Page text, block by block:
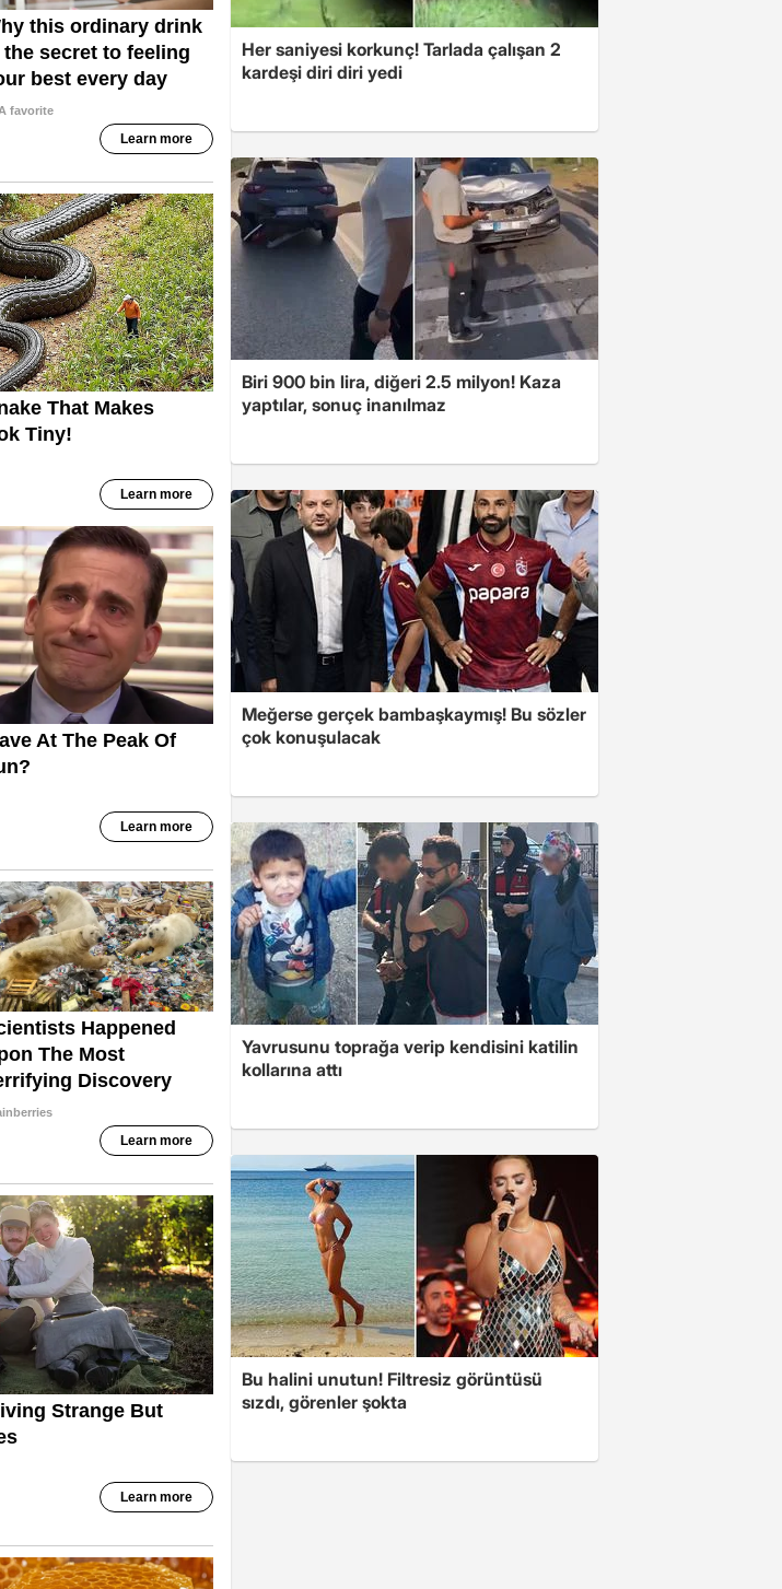
Her saniyesi korkunç! Tarlada çalışan 2
kardeşi diri diri yedi
Biri 900 bin lira, diğeri 2.5 milyon! Kaza
yaptılar, sonuç inanılmaz
Meğerse gerçek bambaşkaymış! Bu sözler
çok konuşulacak
Yavrusunu toprağa verip kendisini katilin
kollarına attı
Bu halini unutun! Filtresiz görüntüsü
sızdı, görenler şokta